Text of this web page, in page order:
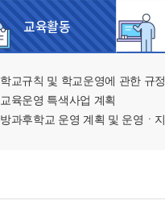
교육활동
학교규칙 및 학교운영에 관한 규정
교육운영 특색사업 계획
방과후학교 운영 계획 및 운영ㆍ지원현황